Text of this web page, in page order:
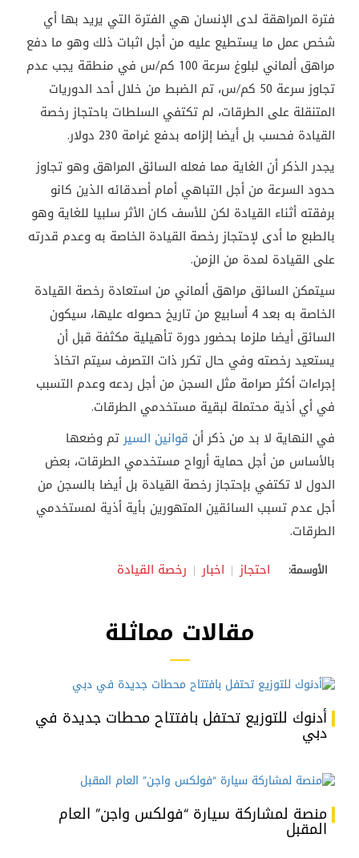
فترة المراهقة لدى الإنسان هي الفترة التي يريد بها أي
شخص عمل ما يستطيع عليه من أجل اثبات ذلك وهو ما دفع
مراهق ألماني لبلوغ سرعة 100 كم/س في منطقة يجب عدم
تجاوز سرعة 50 كم/س، تم الضبط من خلال أحد الدوريات
المتنقلة على الطرقات، لم تكتفي السلطات باحتجاز رخصة
القيادة فحسب بل أيضا إلزامه بدفع غرامة 230 دولار.
يجدر الذكر أن الغاية مما فعله السائق المراهق وهو تجاوز
حدود السرعة من أجل التباهي أمام أصدقائه الذين كانو
برفقته أثناء القيادة لكن للأسف كان الأثر سلبيا للغاية وهو
بالطبع ما أدى لإحتجاز رخصة القيادة الخاصة به وعدم قدرته
على القيادة لمدة من الزمن.
سيتمكن السائق مراهق ألماني من استعادة رخصة القيادة
الخاصة به بعد 4 أسابيع من تاريخ حصوله عليها، سيكون
السائق أيضا ملزما بحضور دورة تأهيلية مكثفة قبل أن
يستعيد رخصته وفي حال تكرر ذات التصرف سيتم اتخاذ
إجراءات أكثر صرامة مثل السجن من أجل ردعه وعدم التسبب
في أي أذية محتملة لبقية مستخدمي الطرقات.
في النهاية لا بد من ذكر أن قوانين السيرتم وضعها
بالأساس من أجل حماية أرواح مستخدمي الطرقات، بعض
الدول لا تكتفي بإحتجاز رخصة القيادة بل أيضا بالسجن من
أجل عدم تسبب السائقين المتهورين بأية أذية لمستخدمي
الطرقات.
الأوسمة: احتجاز اخبار رخصة القيادة
مقالات مماثلة
أدنوك للتوزيع تحتفل بافتتاح محطات جديدة في
دبي
منصة لمشاركة سيارة “فولكس واجن” العام
المقبل